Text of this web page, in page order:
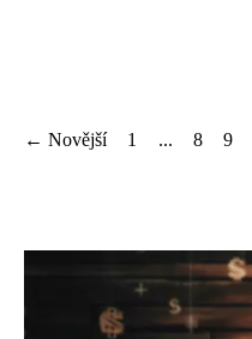
← Novější 1 ... 8 9